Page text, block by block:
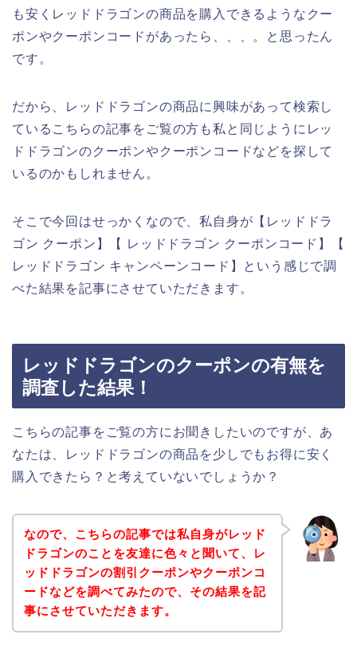
も安くレッドドラゴンの商品を購入できるようなクー
ポンやクーポンコードがあったら、、、。と思ったん
です。
だから、レッドドラゴンの商品に興味があって検索し
ているこちらの記事をご覧の方も私と同じようにレッ
ドドラゴンのクーポンやクーポンコードなどを探して
いるのかもしれません。
そこで今回はせっかくなので、私自身が【レッドドラ
ゴン クーポン】【 レッドドラゴン クーポンコード】【
レッドドラゴン キャンペーンコード】という感じで調
べた結果を記事にさせていただきます。
レッドドラゴンのクーポンの有無を
調査した結果！
こちらの記事をご覧の方にお聞きしたいのですが、あ
なたは、レッドドラゴンの商品を少しでもお得に安く
購入できたら？と考えていないでしょうか？
なので、こちらの記事では私自身がレッド
ドラゴンのことを友達に色々と聞いて、レ
ッドドラゴンの割引クーポンやクーポンコ
ードなどを調べてみたので、その結果を記
事にさせていただきます。